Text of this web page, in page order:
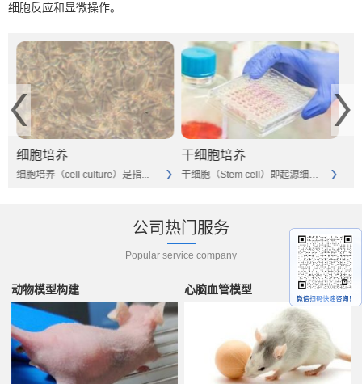
细胞反应和显微操作。
细胞培养
细胞培养（cell culture）是指...
干细胞培养
公司热门服务
Popular service company
动物模型构建 心脑血管模型